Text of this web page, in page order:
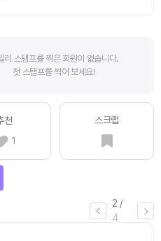
리 스탬프를 찍은 회원이 없습니다.
첫 스탬프를 찍어 보세요!
천
1
스크랩
3 /
4